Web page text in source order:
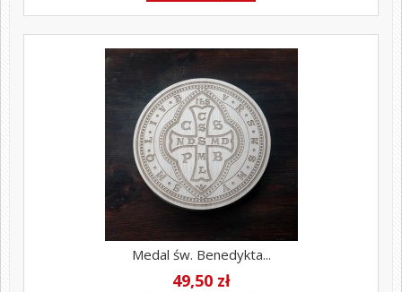
Medal św. Benedykta...
49,50 zł